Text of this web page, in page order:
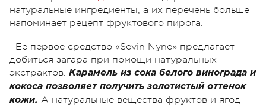
натуральные ингредиенты, а их перечень больше
напоминает рецепт фруктового пирога.
Ее первое средство «Sevin Nyne» предлагает
добиться загара при помощи натуральных
экстрактов. Карамель из сока белого винограда и
кокоса позволяет получить золотистый оттенок
кожи. А натуральные вещества фруктов и ягод